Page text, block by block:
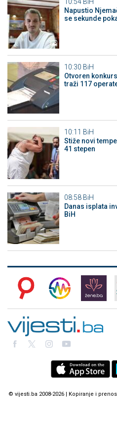
Napustio
se sekunde
10:30 BiH
Otvoren
traži 117
10:11 BiH
Stiže novi
41 stepen
08:58 BiH
Danas isplata
BiH
© vijesti.ba 2008-2026 | Kopiranje i